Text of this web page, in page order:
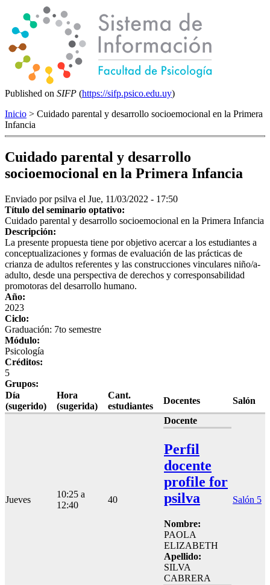
Published on SIFP (https://sifp.psico.edu.uy)
Inicio > Cuidado parental y desarrollo socioemocional en la Primera
Infancia
Cuidado parental y desarrollo
socioemocional en la Primera Infancia
Enviado porpsilva el Jue, 11/03/2022 - 17:50
Título del seminario optativo:
Cuidado parental y desarrollo socioemocional en la Primera Infancia
Descripción:
La presente propuesta tiene por objetivo acercar a los estudiantes a
conceptualizaciones y formas de evaluación de las prácticas de
crianza de adultos referentes y las construcciones vinculares niño/a-
adulto, desde una perspectiva de derechos y corresponsabilidad
promotoras del desarrollo humano.
Año:
2023
Ciclo:
Graduación: 7to semestre
Módulo:
Psicología
Créditos:
5
Grupos:
Día
(sugerido)
Hora
(sugerida)
Cant.
estudiantes
Docentes Salón
Jueves
10:25 a
12:40
40
Docente
Perfil
docente
profile for
psilva
Nombre:
PAOLA
ELIZABETH
Apellido:
SILVA
CABRERA
Salón 5